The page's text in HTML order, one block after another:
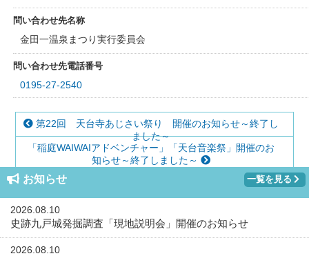
問い合わせ先名称
金田一温泉まつり実行委員会
問い合わせ先電話番号
0195-27-2540
第22回 天台寺あじさい祭り 開催のお知らせ～終了し
ました～
「稲庭WAIWAIアドベンチャー」「天台音楽祭」開催のお
知らせ～終了しました～
お知らせ 一覧を見る
2026.08.10
史跡九戸城発掘調査「現地説明会」開催のお知らせ
2026.08.10